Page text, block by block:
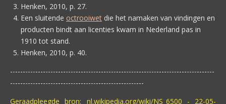
Henken, 2010, p. 27.
Een sluitende octrooiwet die het namaken van vindingen en
producten bindt aan licenties kwam in Nederland pas in
1910 tot stand.
Henken, 2010, p. 40.
---------------------------------------------------------------------------------
-----------------------------------------------------
Geraadpleegde bron: nl.wikipedia.org/wiki/NS_6500 - 22-05-